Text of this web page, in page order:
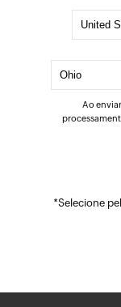
Ao
*Selecione